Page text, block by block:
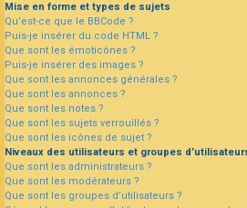
Mise en forme et types de sujets
Qu’est-ce que le BBCode ?
Puis-je insérer du code HTML ?
Que sont les émoticônes ?
Puis-je insérer des images ?
Que sont les annonces générales ?
Que sont les annonces ?
Que sont les notes ?
Que sont les sujets verrouillés ?
Que sont les icônes de sujet ?
Niveaux des utilisateurs et groupes
Que sont les administrateurs ?
Que sont les modérateurs ?
Que sont les groupes d’utilisateurs ?